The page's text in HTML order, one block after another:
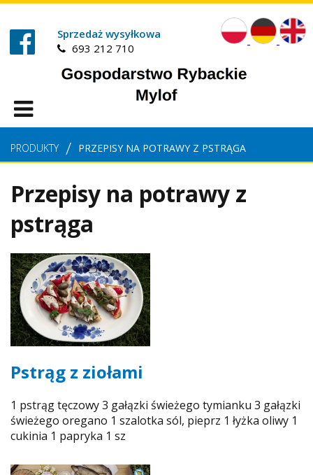
Sprzedaż wysyłkowa
693 212 710
PRODUKTY PRZEPISY NA POTRAWY Z PSTRĄGA
Przepisy na potrawy z
pstrąga
Pstrąg z ziołami
1 pstrąg tęczowy 3 gałązki świeżego tymianku 3 gałązki
świeżego oregano 1 szalotka sól, pieprz 1 łyżka oliwy 1
cukinia 1 papryka 1 sz